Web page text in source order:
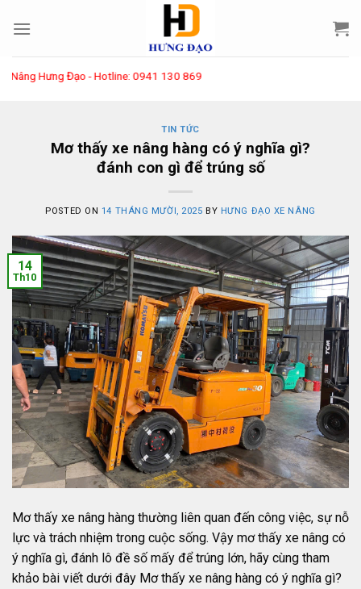
Hotline: 0941 130 869
TIN TỨC
Mơ thấy xe nâng hàng có ý nghĩa gì?
đánh con gì để trúng số
POSTED ON 14 THÁNG MƯỜI, 2025 BY HƯNG ĐẠO XE NÂNG
14
Th10
Mơ thấy xe nâng hàng thường liên quan đến công việc, sự nỗ
lực và trách nhiệm trong cuộc sống. Vậy mơ thấy xe nâng có
ý nghĩa gì, đánh lô đề số mấy để trúng lớn, hãy cùng tham
khảo bài viết dưới đây Mơ thấy xe nâng hàng có ý nghĩa gì?